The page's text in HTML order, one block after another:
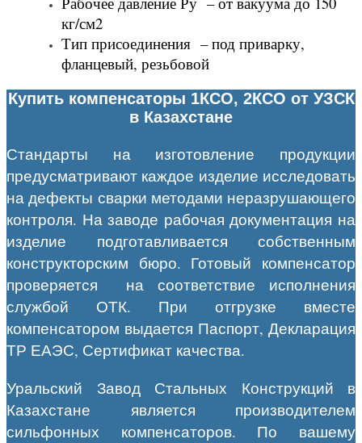
кг/см2
Тип присоединения – под приварку,
фланцевый, резьбовой
Купить компенсаторы 1КСО, 2КСО от УЗСК
в Казахстане
Стандарты на изготовление продукции
предусматривают каждое изделие исследовать
на дефекты сварки методами неразрушающего
контроля. На заводе рабочая документация на
изделие подготавливается собственным
конструкторским бюро. Готовый компенсатор
проверяется на соответствие исполнения
службой ОТК. При отгрузке вместе
компенсатором выдается Паспорт, Декларация
ТР ЕАЭС, Сертификат качества.
Уральский Завод Стальных Конструкций в
Казахстане является производителем
сильфонных компенсаторов. По вашему